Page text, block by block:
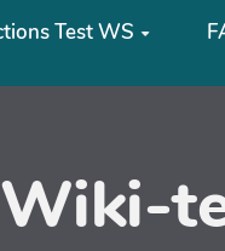
Test WS
Wiki-